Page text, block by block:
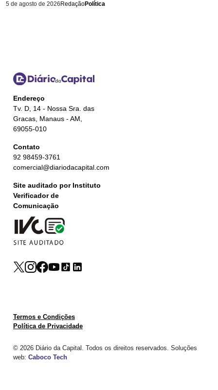
5 de agosto de 2026 RedaçãoPolítica
Endereço
Tv. D, 14 - Nossa Sra. das
Gracas, Manaus - AM,
69055-010
Contato
92 98459-3761
comercial@diariodacapital.com
Site auditado por Instituto
Verificador de
Comunicação
© 2026 Diário da Capital. Todos os direitos reservados. Soluções
web: Caboco Tech
Termos e Condições
Política de Privacidade